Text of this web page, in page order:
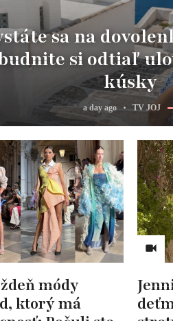
sa na
si odtiaľ
kúsky
a day ago TV JOJ
módy
ktorý má